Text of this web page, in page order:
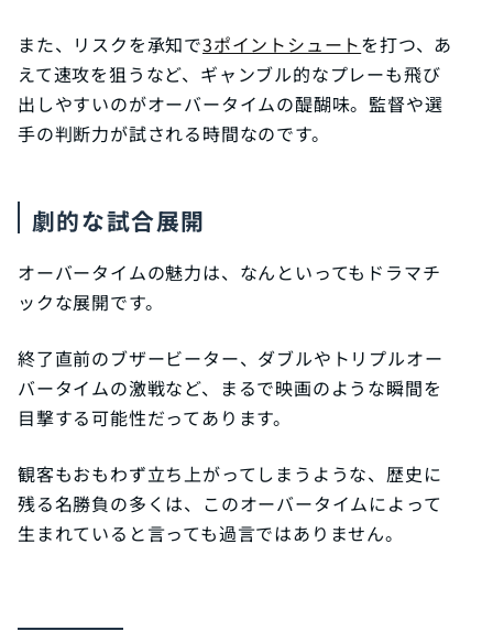
また、リスクを承知で3ポイントシュートを打つ、あ
えて速攻を狙うなど、ギャンブル的なプレーも飛び
出しやすいのがオーバータイムの醍醐味。監督や選
手の判断力が試される時間なのです。
劇的な試合展開
オーバータイムの魅力は、なんといってもドラマチ
ックな展開です。
終了直前のブザービーター、ダブルやトリプルオー
バータイムの激戦など、まるで映画のような瞬間を
目撃する可能性だってあります。
観客もおもわず立ち上がってしまうような、歴史に
残る名勝負の多くは、このオーバータイムによって
生まれていると言っても過言ではありません。